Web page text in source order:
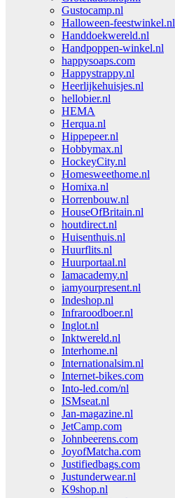
Gustocamp.nl
Halloween-feestwinkel.nl
Handdoekwereld.nl
Handpoppen-winkel.nl
happysoaps.com
Happystrappy.nl
Heerlijkehuisjes.nl
hellobier.nl
HEMA
Herqua.nl
Hippepeer.nl
Hobbymax.nl
HockeyCity.nl
Homesweethome.nl
Homixa.nl
Horrenbouw.nl
HouseOfBritain.nl
houtdirect.nl
Huisenthuis.nl
Huurflits.nl
Huurportaal.nl
Iamacademy.nl
iamyourpresent.nl
Indeshop.nl
Infraroodboer.nl
Inglot.nl
Inktwereld.nl
Interhome.nl
Internationalsim.nl
Internet-bikes.com
Into-led.com/nl
ISMseat.nl
Jan-magazine.nl
JetCamp.com
Johnbeerens.com
JoyofMatcha.com
Justifiedbags.com
Justunderwear.nl
K9shop.nl